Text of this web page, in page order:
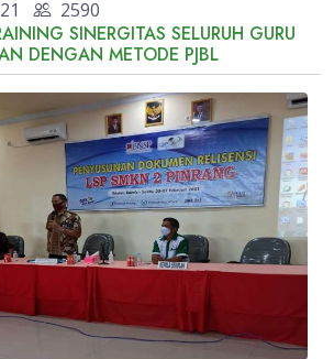
2590
SINERGITAS SELURUH GURU
DENGAN METODE PJBL